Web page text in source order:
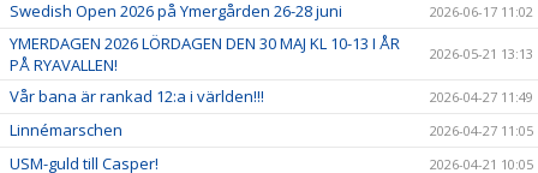
Swedish Open 2026 på Ymergården 26-28 juni 2026-06-17 11:02
YMERDAGEN 2026 LÖRDAGEN DEN 30 MAJ KL 10-13 I ÅR
PÅ RYAVALLEN!
2026-05-21 13:13
Vår bana är rankad 12:a i världen!!! 2026-04-27 11:49
Linnémarschen 2026-04-27 11:05
USM-guld till Casper! 2026-04-21 10:05